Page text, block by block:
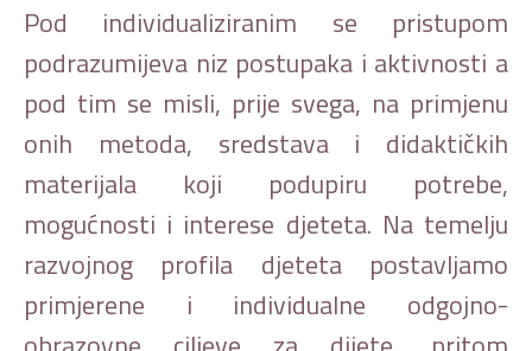
Pod individualiziranim se pristupom
podrazumijeva niz postupaka i aktivnosti a
pod tim se misli, prije svega, na primjenu
onih metoda, sredstava i didaktičkih
materijala koji podupiru potrebe,
mogućnosti i interese djeteta. Na temelju
razvojnog profila djeteta postavljamo
primjerene i individualne odgojno-